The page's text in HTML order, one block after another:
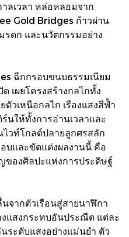
ลเวลา หล่อหลอมจาก
Gold Bridges ก้าวผ่าน
รดก และนวัตกรรมอย่าง
ฉีกกรอบขนบธรรมเนียม
เผยโครงสร้างกลไกทั้ง
วเหนือกลไก เรืองแสงสีฟ้ำ
นให้ทั้งการอ่านเวลาและ
วท์โกลด์ปลายลูกศรสลัก
บและขัดแต่งผลงานนี้ คือ
ของศิลปะแห่งการประดิษฐ์
จากตัวเรือนสู่สายนาฬิกา
แสงกระทบอันประณีต แต่ละ
ระดับแสงอย่างแม่นยำ ตัว